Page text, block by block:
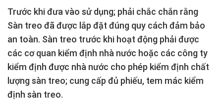
Trước khi đưa vào sử dụng; phải chắc chắn rằng
Sàn treo đã được lắp đặt đúng quy cách đảm bảo
an toàn. Sàn treo trước khi hoạt động phải được
các cơ quan kiểm định nhà nước hoặc các công ty
kiểm định được nhà nước cho phép kiểm định chất
lượng sàn treo; cung cấp đủ phiếu, tem mác kiểm
định sàn treo.